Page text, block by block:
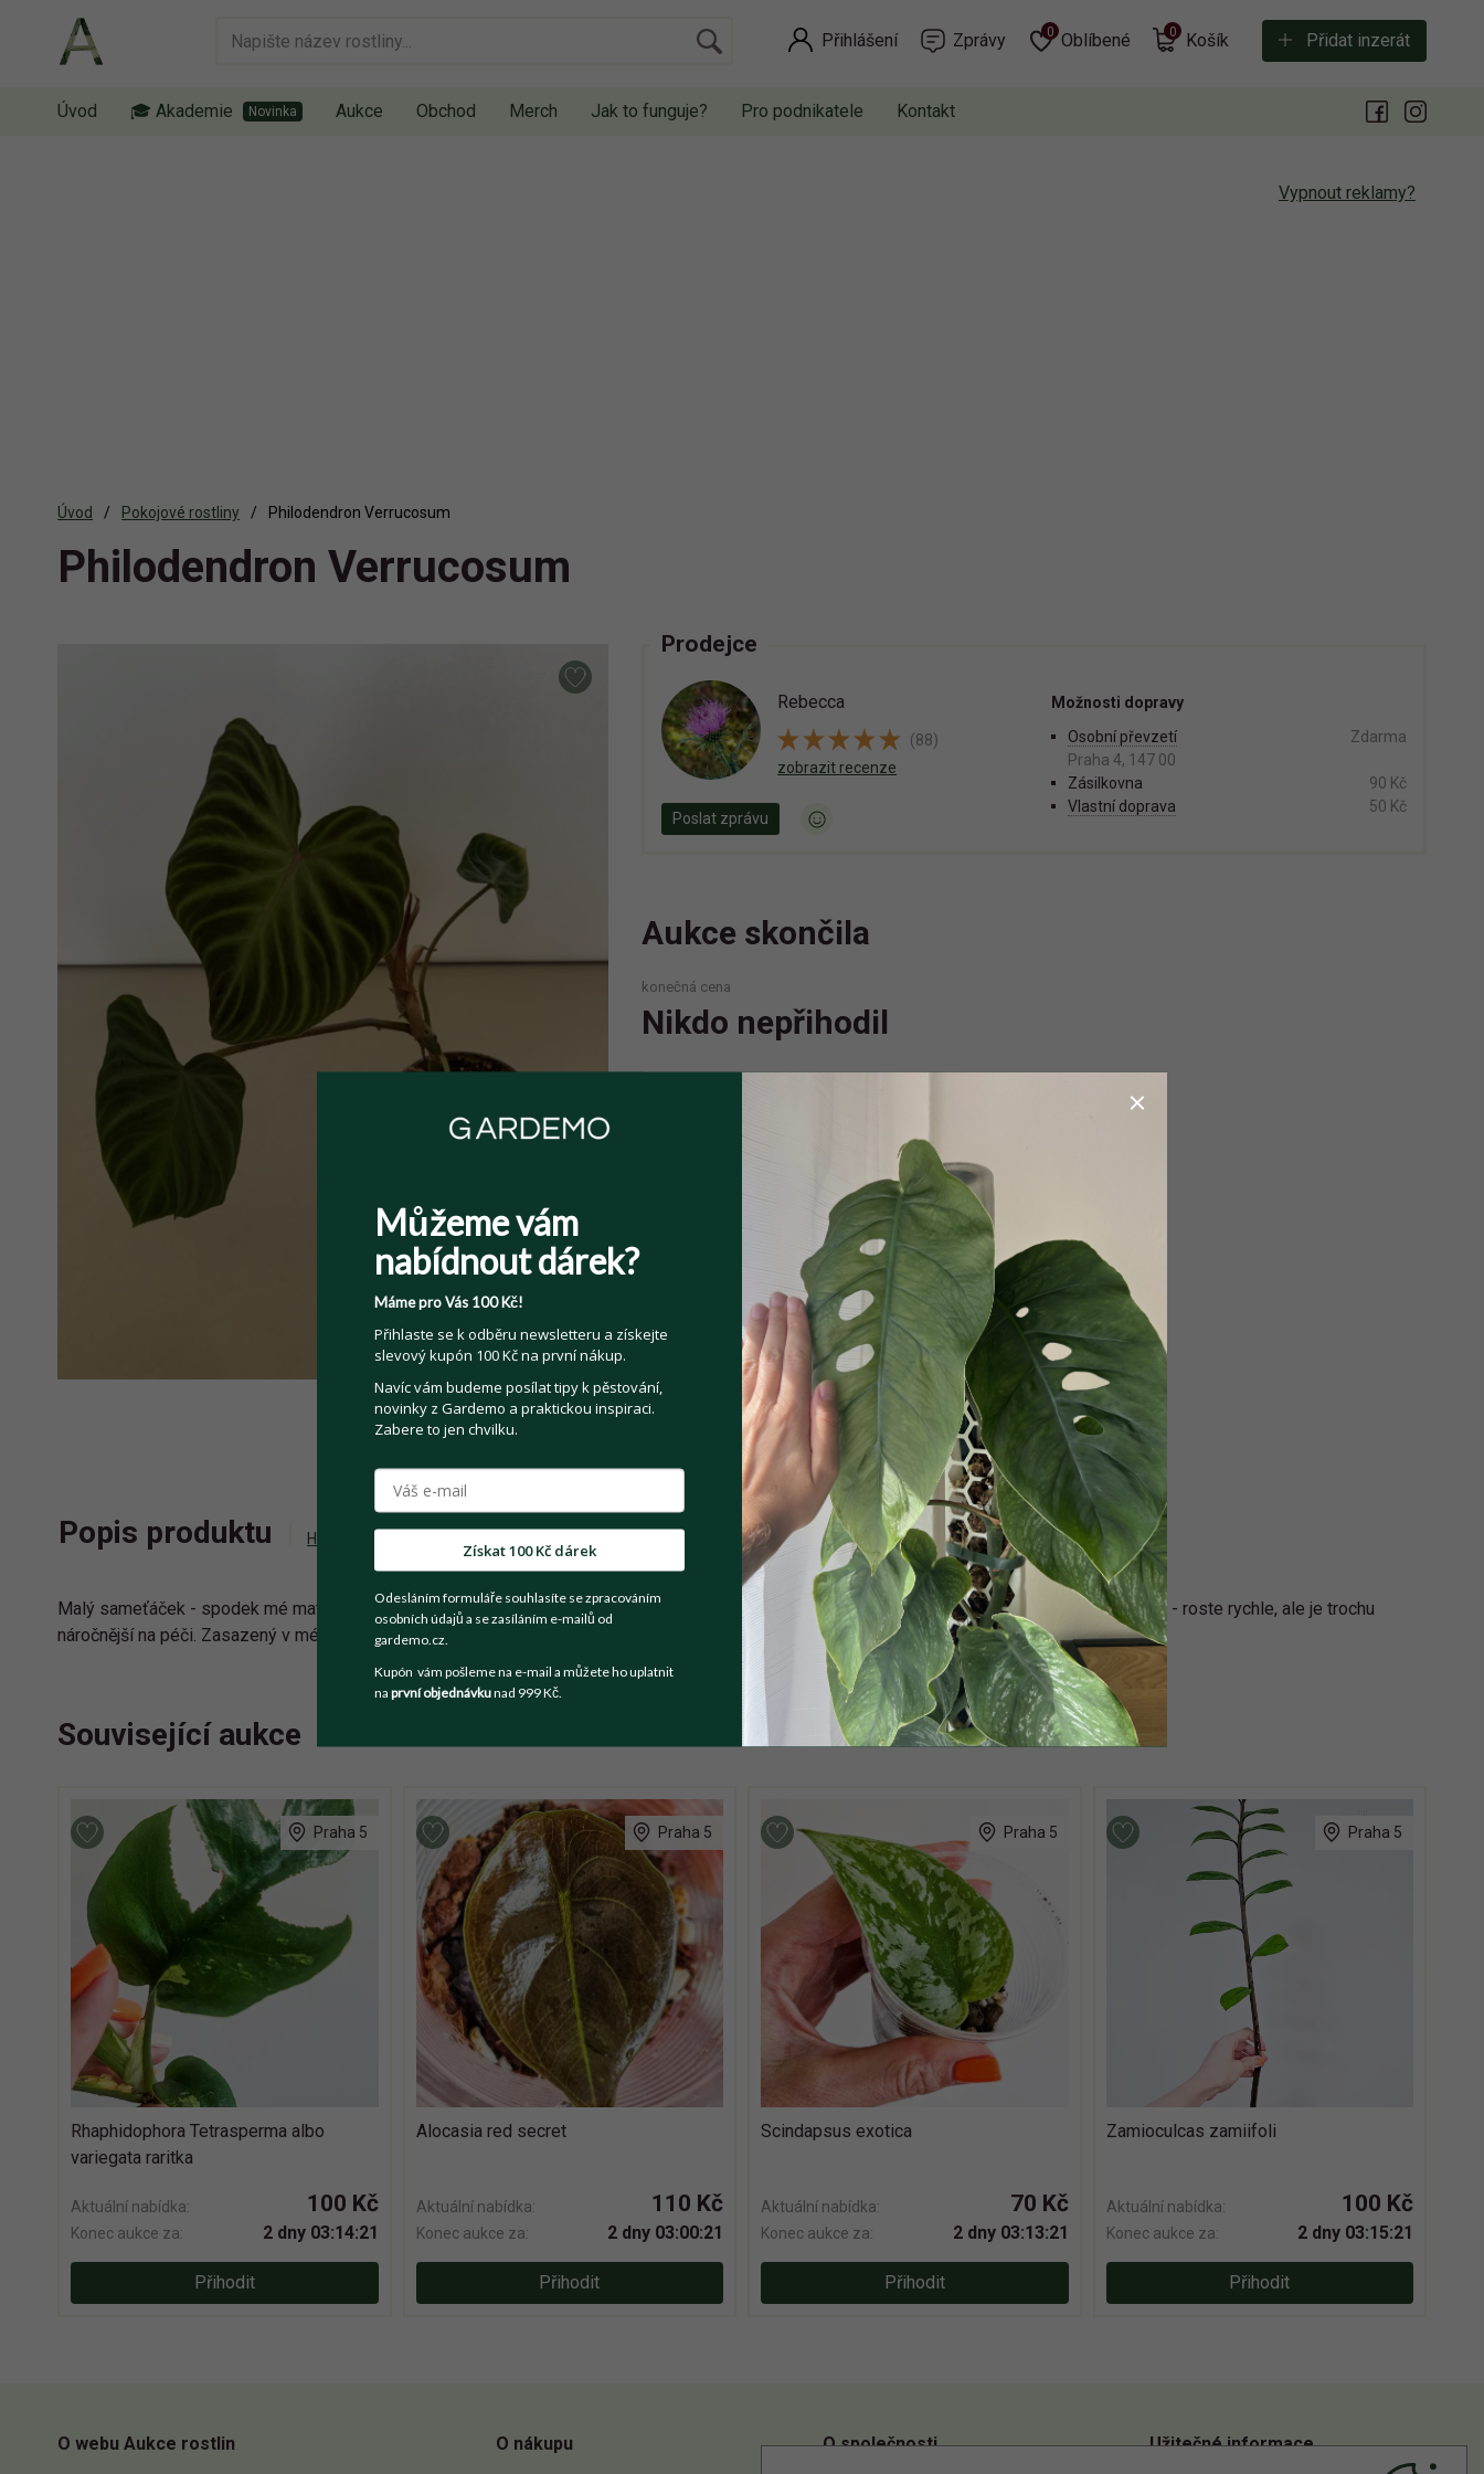
Přihlášení Zprávy Oblíbené
0 Košík
0 Přidat inzerát
Úvod 🎓 Akademie Aukce Obchod Merch Jak to funguje? Pro podnikatele Kontakt
Vypnout reklamy?
Úvod Pokojové rostliny Philodendron Verrucosum
Philodendron Verrucosum
Prodejce
Rebecca
(88)
zobrazit recenze
Poslat zprávu
Možnosti dopravy
Osobní převzetí
Praha 4, 147 00
Zdarma
Zásilkovna
90 Kč
Vlastní doprava
50 Kč
Aukce skončila
konečná cena
Nikdo nepřihodil
Prodejce má více jak 10 pozitivních
Sdílejte na:
Twitter Email
Pokojové rostliny
Popis produktu Historie příhozů
Malý sameťáček - spodek mé mateřské rostliny. Vypadá to, že vyráží i druhý růstový bod ze spoda rostliny! Zvyklý na běžné pokojové podmínky - roste rychle, ale je trochu
náročnější na péči. Zasazený v mém substrátu na aroidy v květináči o průměru 11 cm.
Související aukce
Praha 5
Rhaphidophora Tetrasperma albo
variegata raritka
Aktuální nabídka: 100 Kč
Konec aukce za: 2 dny 03:14:20
Přihodit
Praha 5
Alocasia red secret
Aktuální nabídka: 110 Kč
Konec aukce za: 2 dny 03:00:20
Přihodit
Praha 5
Scindapsus exotica
Aktuální nabídka: 70 Kč
Konec aukce za: 2 dny 03:13:20
Přihodit
Praha 5
Zamioculcas zamiifoli
Aktuální nabídka: 100 Kč
Konec aukce za: 2 dny 03:15:20
Přihodit
O webu Aukce rostlin O nákupu O společnosti Užitečné informace
Můžeme vám
nabídnout dárek?
Máme pro Vás 100 Kč!
Přihlaste se k odběru newsletteru a získejte
slevový kupón 100 Kč na první nákup.
Navíc vám budeme posílat tipy k pěstování,
novinky z Gardemo a praktickou inspiraci.
Zabere to jen chvilku.
Získat 100 Kč dárek
Odesláním formuláře souhlasíte se zpracováním
osobních údajů a se zasíláním e-mailů od
gardemo.cz.
Kupón vám pošleme na e-mail a můžete ho uplatnit
na první objednávkunad 999 Kč.